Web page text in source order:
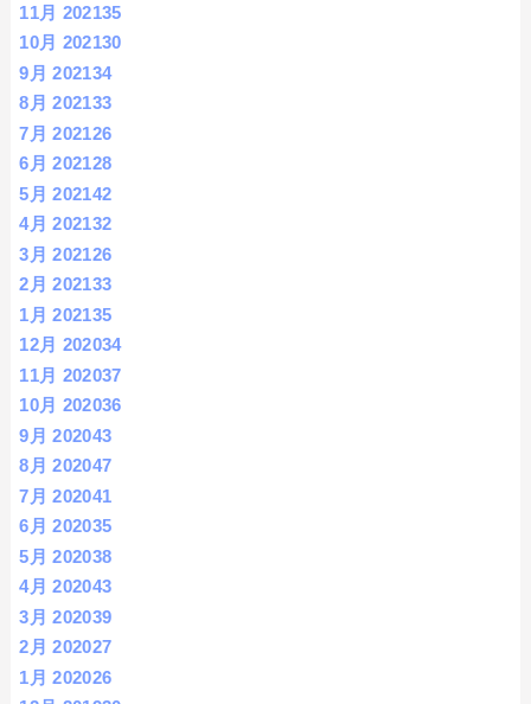
11月 202135
10月 202130
9月 202134
8月 202133
7月 202126
6月 202128
5月 202142
4月 202132
3月 202126
2月 202133
1月 202135
12月 202034
11月 202037
10月 202036
9月 202043
8月 202047
7月 202041
6月 202035
5月 202038
4月 202043
3月 202039
2月 202027
1月 202026